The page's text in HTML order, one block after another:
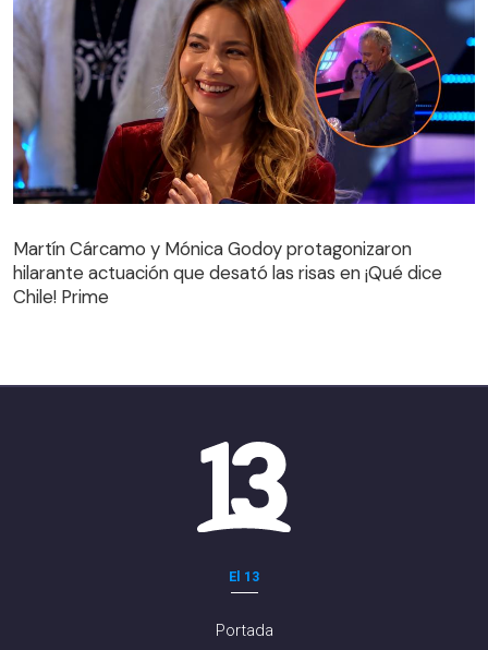
hilarante actuación que desató las risas en ¡Qué dice
Chile! Prime
Martín Cárcamo y Mónica Godoy protagonizaron
hilarante actuación que desató las risas en ¡Qué dice
Chile! Prime
El 13
Portada